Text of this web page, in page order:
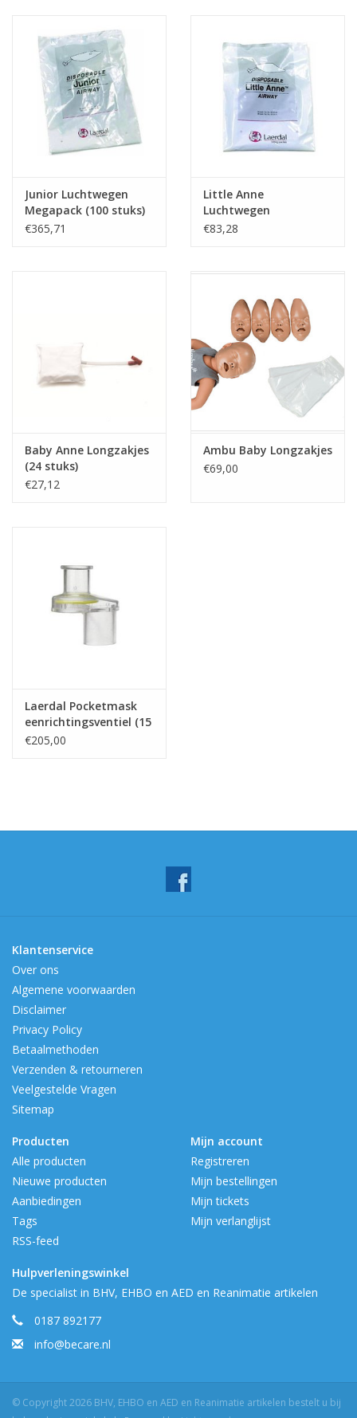
Junior Luchtwegen
Megapack (100 stuks)
€365,71
Little Anne
Luchtwegen
€83,28
Baby Anne Longzakjes
(24 stuks)
€27,12
Ambu Baby Longzakjes
€69,00
Laerdal Pocketmask
eenrichtingsventiel (15
stuks)
€205,00
Klantenservice
Over ons
Algemene voorwaarden
Disclaimer
Privacy Policy
Betaalmethoden
Verzenden & retourneren
Veelgestelde Vragen
Sitemap
Producten
Alle producten
Nieuwe producten
Aanbiedingen
Tags
RSS-feed
Mijn account
Registreren
Mijn bestellingen
Mijn tickets
Mijn verlanglijst
Hulpverleningswinkel
De specialist in BHV, EHBO en AED en Reanimatie artikelen
0187 892177
info@becare.nl
© Copyright 2026 BHV, EHBO en AED en Reanimatie artikelen bestelt u bij